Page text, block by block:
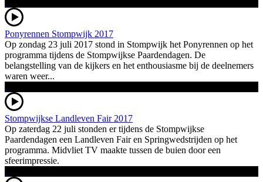
Ponyrennen Stompwijk 2017
Op zondag 23 juli 2017 stond in Stompwijk het Ponyrennen op het
programma tijdens de Stompwijkse Paardendagen. De
belangstelling van de kijkers en het enthousiasme bij de deelnemers
waren weer...
Stompwijkse Landleven Fair 2017
Op zaterdag 22 juli stonden er tijdens de Stompwijkse
Paardendagen een Landleven Fair en Springwedstrijden op het
programma. Midvliet TV maakte tussen de buien door een
sfeerimpressie.